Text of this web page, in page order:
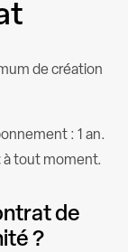
de création
: 1 an.
à tout moment.
de
?